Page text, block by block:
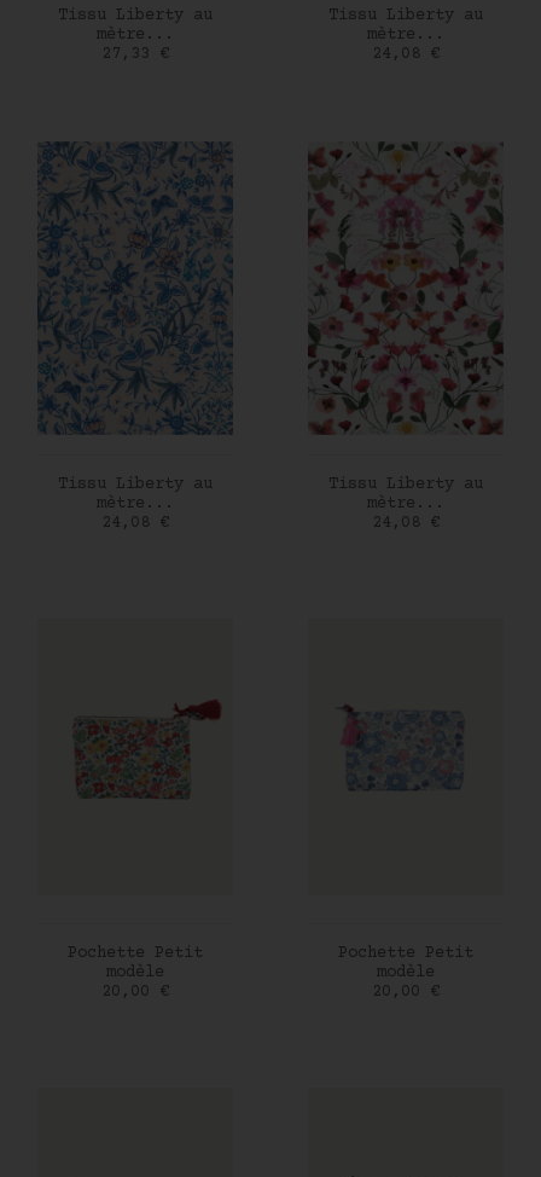
AJOUTER AU PANIER
Tissu Liberty au
mètre...
Prix
27,33 €
AJOUTER AU PANIER
Tissu Liberty au
mètre...
Prix
24,08 €
AJOUTER AU PANIER
Tissu Liberty au
mètre...
Prix
24,08 €
AJOUTER AU PANIER
Tissu Liberty au
mètre...
Prix
24,08 €
AJOUTER AU PANIER
Pochette Petit
modèle
Prix
20,00 €
AJOUTER AU PANIER
Pochette Petit
modèle
Prix
20,00 €